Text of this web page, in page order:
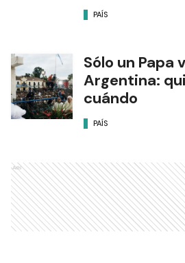
PAÍS
Sólo un Papa
Argentina:
cuándo
PAÍS
Ads